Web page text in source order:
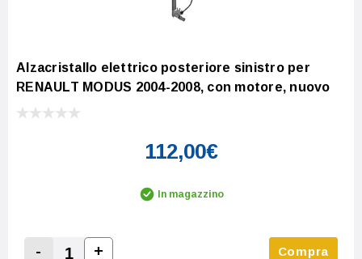
Alzacristallo elettrico posteriore sinistro per
RENAULT MODUS 2004-2008, con motore, nuovo
112,00€
In magazzino
- + Compra